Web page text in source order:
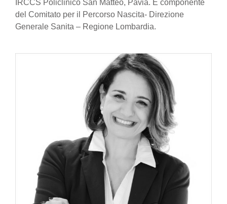
IRCCS Policlinico San Matteo, Pavia. È componente
del Comitato per il Percorso Nascita- Direzione
Generale Sanita – Regione Lombardia.